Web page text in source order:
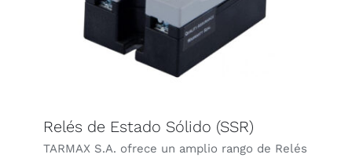
Relés de Estado Sólido (SSR)
TARMAX S.A. ofrece un amplio rango de Relés